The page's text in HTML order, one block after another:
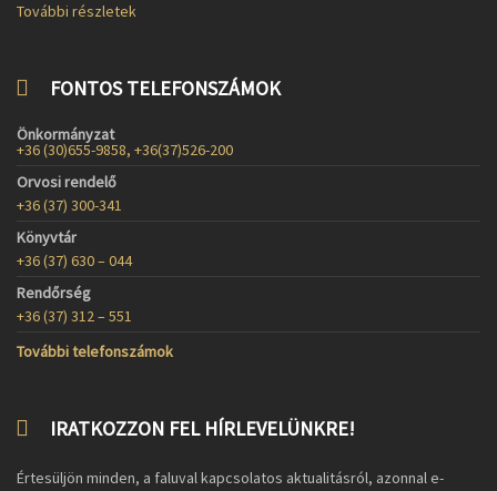
További részletek
FONTOS TELEFONSZÁMOK
Önkormányzat
+36 (30)655-9858, +36(37)526-200
Orvosi rendelő
+36 (37) 300-341
Könyvtár
+36 (37) 630 – 044
Rendőrség
+36 (37) 312 – 551
További telefonszámok
IRATKOZZON FEL HÍRLEVELÜNKRE!
Értesüljön minden, a faluval kapcsolatos aktualitásról, azonnal e-